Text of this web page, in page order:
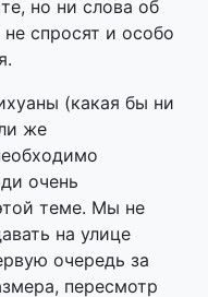
очень
теме. Мы не
на улице
очередь за
пересмотр
не идет речи.
минуту, что в
марихуану,
неизбежный